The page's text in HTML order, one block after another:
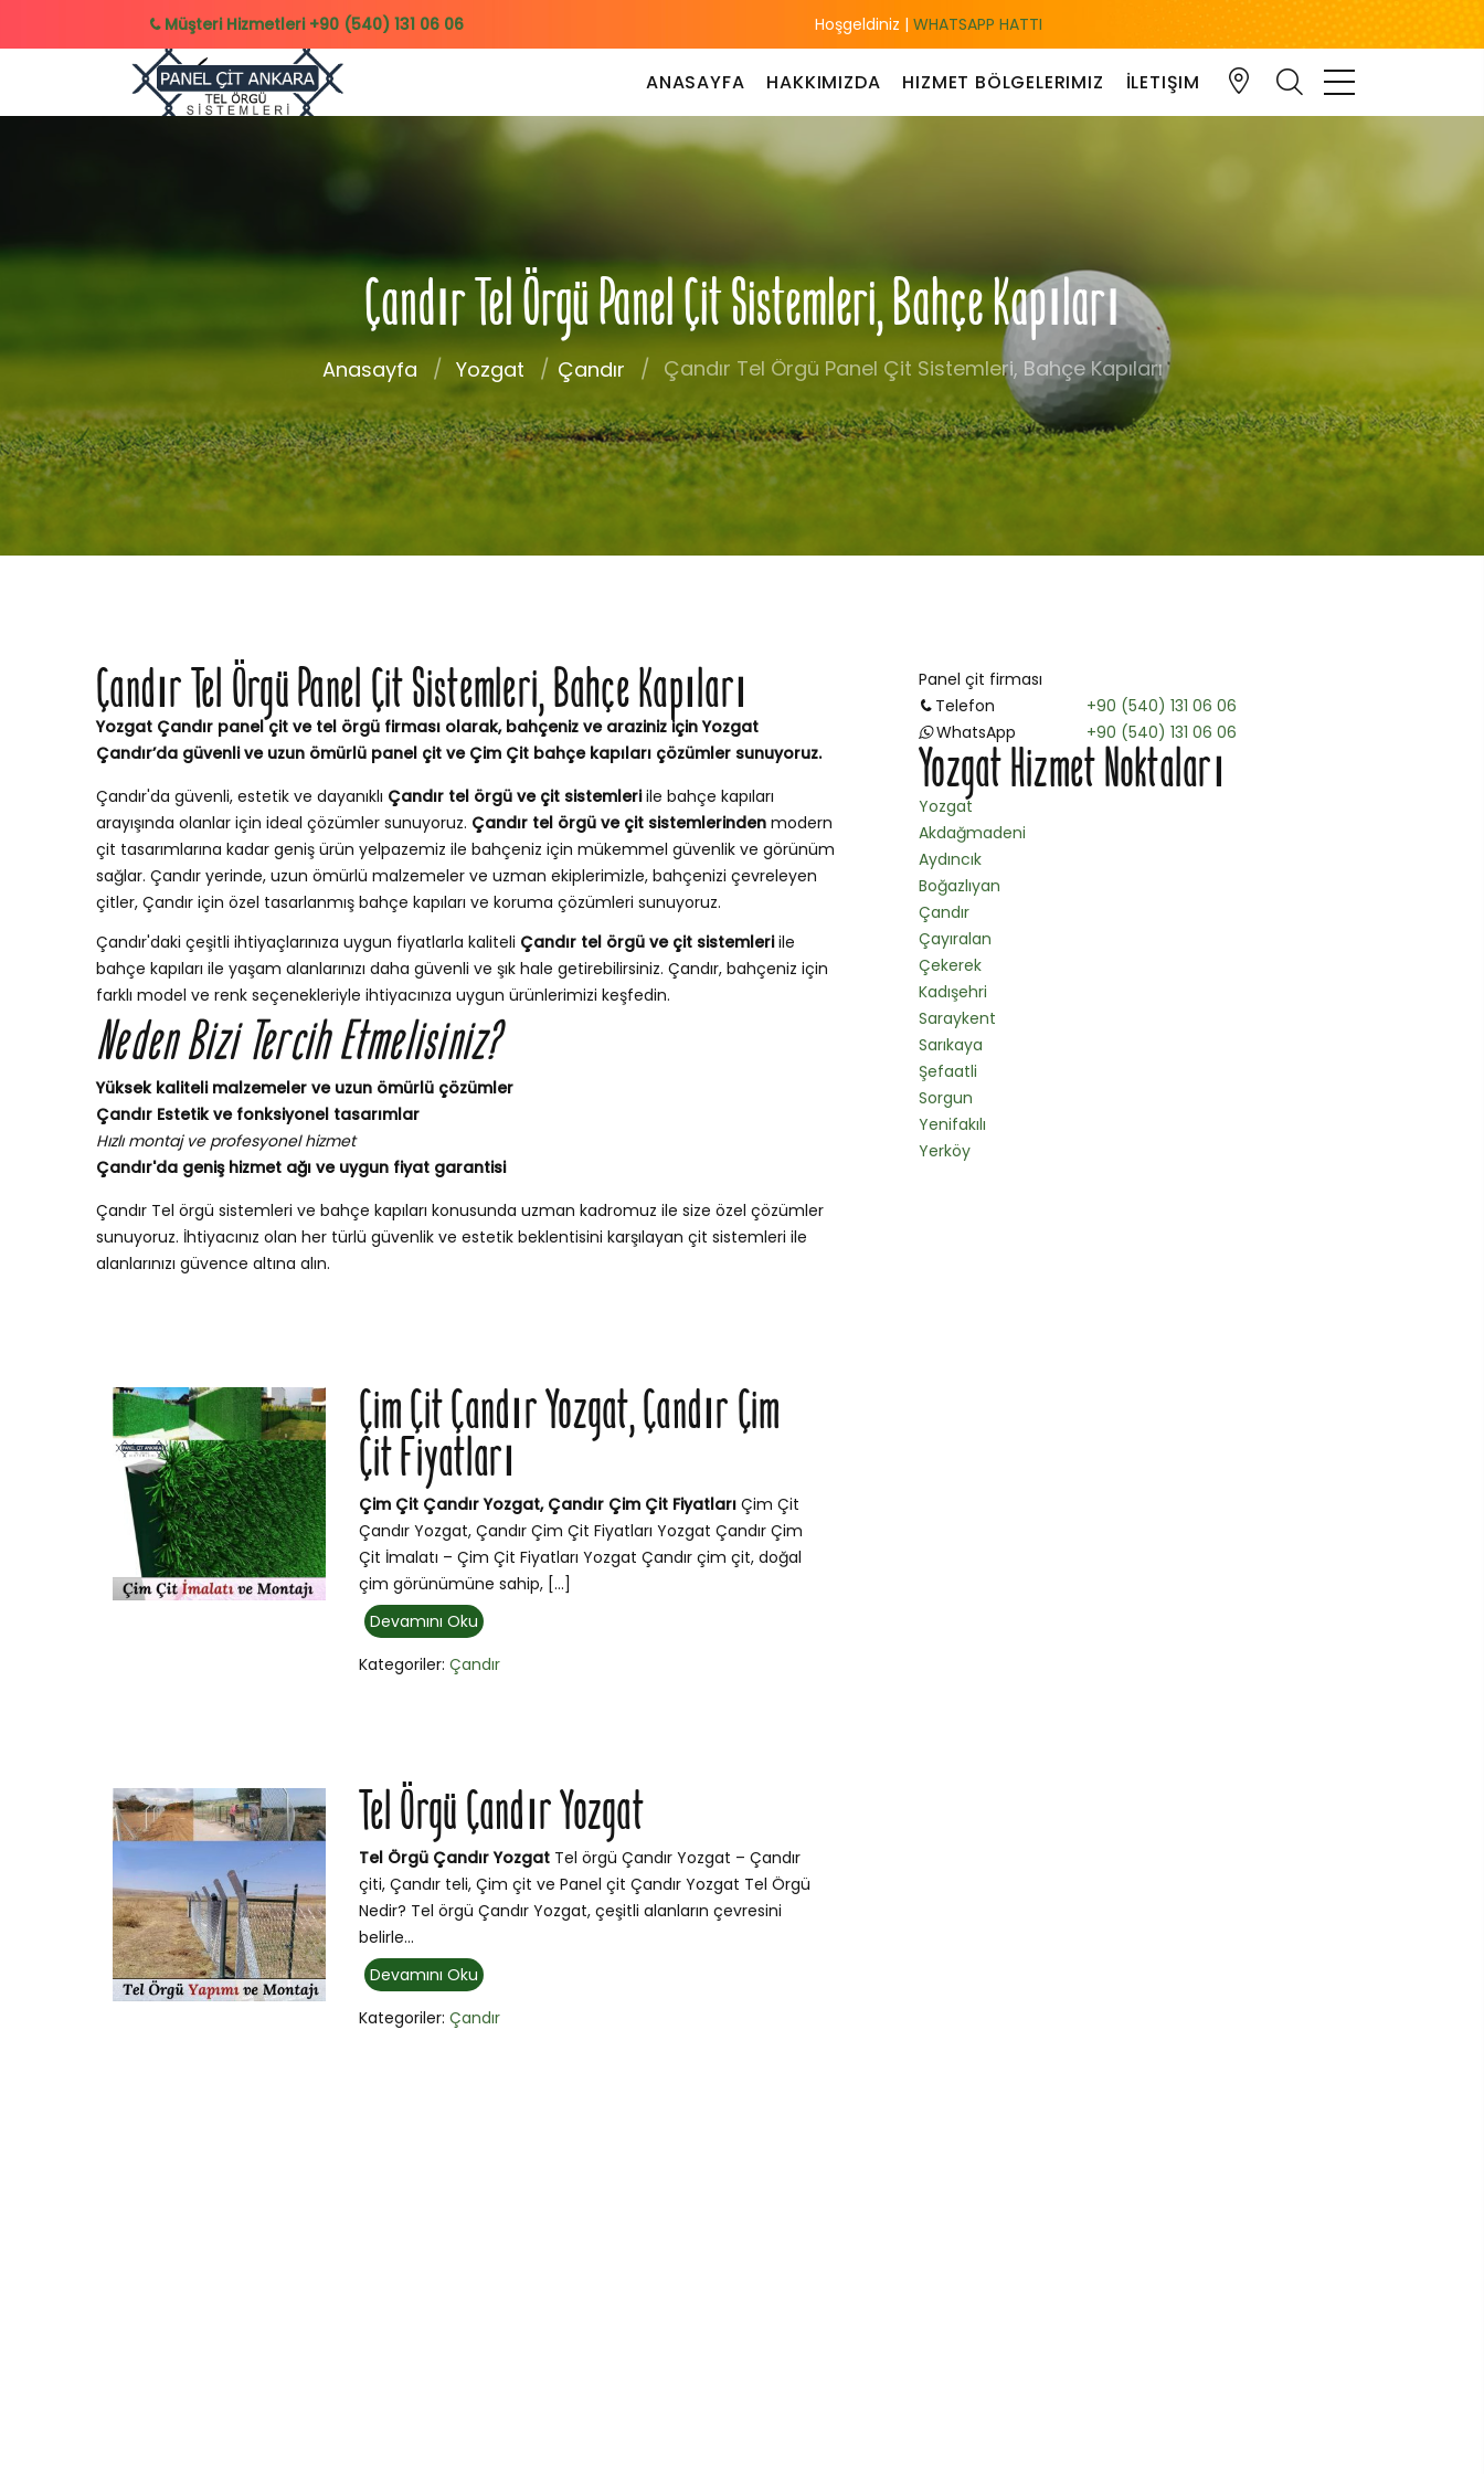
Müşteri Hizmetleri +90 (540) 131 06 06 Hoşgeldiniz | WHATSAPP HATTI
ANASAYFA HAKKIMIZDA HIZMET BÖLGELERIMIZ İLETIŞIM
Çandır Tel Örgü Panel Çit Sistemleri, Bahçe Kapıları
Anasayfa Yozgat Çandır Çandır Tel Örgü Panel Çit Sistemleri, Bahçe Kapıları
Panel çit firması
Telefon
+90 (540) 131 06 06
WhatsApp
+90 (540) 131 06 06
Yozgat Hizmet Noktaları
Yozgat
Akdağmadeni
Aydıncık
Boğazlıyan
Çandır
Çayıralan
Çekerek
Kadışehri
Saraykent
Sarıkaya
Şefaatli
Sorgun
Yenifakılı
Yerköy
Çandır Tel Örgü Panel Çit Sistemleri, Bahçe Kapıları
Yozgat Çandır panel çit ve tel örgü firması olarak, bahçeniz ve araziniz için Yozgat
Çandır’da güvenli ve uzun ömürlü panel çit ve Çim Çit bahçe kapıları çözümler sunuyoruz.
Çandır'da güvenli, estetik ve dayanıklı Çandır tel örgü ve çit sistemleriile bahçe kapıları
arayışında olanlar için ideal çözümler sunuyoruz. Çandır tel örgü ve çit sistemlerinden modern
çit tasarımlarına kadar geniş ürün yelpazemiz ile bahçeniz için mükemmel güvenlik ve görünüm
sağlar. Çandır yerinde, uzun ömürlü malzemeler ve uzman ekiplerimizle, bahçenizi çevreleyen
çitler, Çandır için özel tasarlanmış bahçe kapıları ve koruma çözümleri sunuyoruz.
Çandır'daki çeşitli ihtiyaçlarınıza uygun fiyatlarla kaliteli Çandır tel örgü ve çit sistemleriile
bahçe kapıları ile yaşam alanlarınızı daha güvenli ve şık hale getirebilirsiniz. Çandır, bahçeniz için
farklı model ve renk seçenekleriyle ihtiyacınıza uygun ürünlerimizi keşfedin.
Neden Bizi Tercih Etmelisiniz?
Yüksek kaliteli malzemeler ve uzun ömürlü çözümler
Çandır Estetik ve fonksiyonel tasarımlar
Hızlı montaj ve profesyonel hizmet
Çandır'da geniş hizmet ağı ve uygun fiyat garantisi
Çandır Tel örgü sistemleri ve bahçe kapıları konusunda uzman kadromuz ile size özel çözümler
sunuyoruz. İhtiyacınız olan her türlü güvenlik ve estetik beklentisini karşılayan çit sistemleri ile
alanlarınızı güvence altına alın.
Çim Çit Çandır Yozgat, Çandır Çim
Çit Fiyatları
Çim Çit Çandır Yozgat, Çandır Çim Çit Fiyatları Çim Çit
Çandır Yozgat, Çandır Çim Çit Fiyatları Yozgat Çandır Çim
Çit İmalatı – Çim Çit Fiyatları Yozgat Çandır çim çit, doğal
çim görünümüne sahip, […]
Devamını Oku
Kategoriler:Çandır
Tel Örgü Çandır Yozgat
Tel Örgü Çandır Yozgat Tel örgü Çandır Yozgat – Çandır
çiti, Çandır teli, Çim çit ve Panel çit Çandır Yozgat Tel Örgü
Nedir? Tel örgü Çandır Yozgat, çeşitli alanların çevresini
belirle...
Devamını Oku
Kategoriler:Çandır